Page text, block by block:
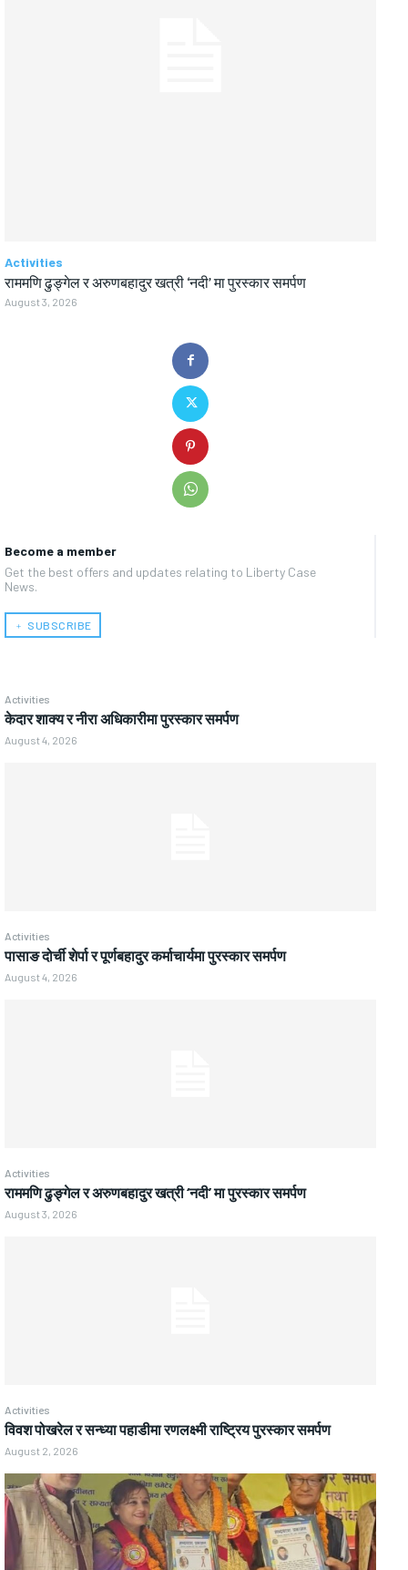
Become a member
Get the best offers and updates relating to Liberty Case
News.
﹢ SUBSCRIBE
Activities
केदार शाक्य र नीरा अधिकारीमा पुरस्कार समर्पण
August 4, 2026
Activities
पासाङ दोर्ची शेर्पा र पूर्णबहादुर कर्माचार्यमा पुरस्कार समर्पण
August 4, 2026
Activities
राममणि ढुङ्गेल र अरुणबहादुर खत्री ‘नदी’ मा पुरस्कार समर्पण
August 3, 2026
Activities
विवश पोखरेल र सन्ध्या पहाडीमा रणलक्ष्मी राष्ट्रिय पुरस्कार समर्पण
August 2, 2026
Activities
राममणि ढुङ्गेल र अरुणबहादुर खत्री ‘नदी’ मा पुरस्कार समर्पण
August 3, 2026